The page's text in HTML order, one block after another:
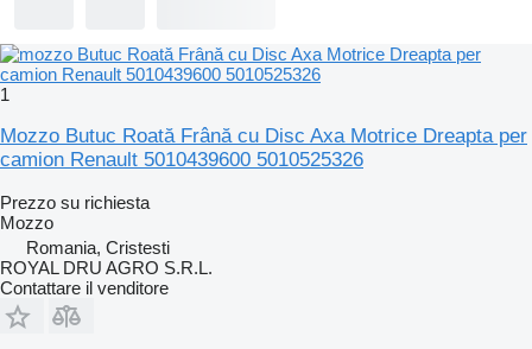
1
Mozzo Butuc Roată Frână cu Disc Axa Motrice Dreapta per
camion Renault 5010439600 5010525326
Prezzo su richiesta
Mozzo
Romania, Cristesti
ROYAL DRU AGRO S.R.L.
Contattare il venditore